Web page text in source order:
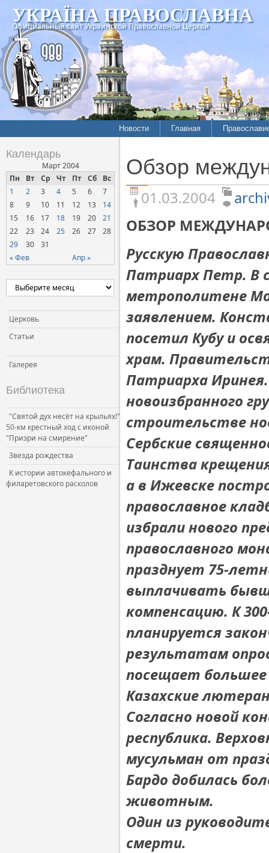
УКРАЇНА ПРАВОСЛАВНА
Официальный сайт Украинской Православной Церкви
Новости
Межконфессиональные
отношения
Нарушения прав
верующих
Официальная хроника
СОЦИАЛЬНОЕ
СЛУЖЕНИЕ
Церковь и власть
Церковь и общество
Церковь и СМИ
Главная
История
Хроники
Календарь
Март 2004
Пн
Вт Ср Чт Пт Сб Вс
« Фев Апр »
1 2 3 4 5 6
7
8
9 10 11 12 13
14
15
16 17 18 19 20
21
22
23 24 25 26 27
28
29
30 31
Церковь
Статьи
Галерея
Библиотека
"Святой дух несёт на крыльях!"
50-км крестный ход с иконой
"Призри на смирение"
Звезда рождества
К истории автокефального и
филаретовского расколов
Обзор
01.03.2004
ОБЗОР
Русскую
Патриарх Петр. В
метрополитене
заявлением.
посетил Кубу и
храм.
Патриарха
новоизбранного
строительстве
Сербские
Таинства
а в Ижевске
православное
избрали нового
православного
празднует 75-
выплачивать
компенсацию. К
планируется
результатам
посещает большее
Казахские
Согласно новой
республика.
мусульман от
Бардо добилась
животным.
Один из
смерти.